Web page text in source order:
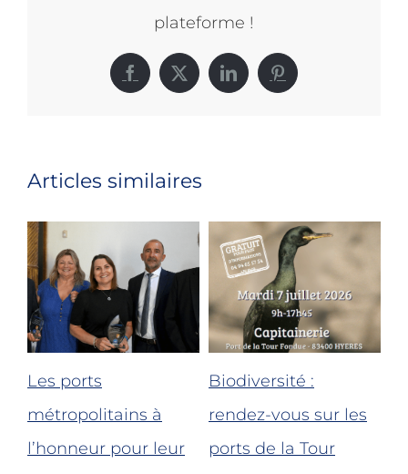
plateforme !
Facebook
X LinkedInPinterest
Articles similaires
Les ports
métropolitains à
l’honneur pour leur
Biodiversité :
rendez-vous sur les
ports de la Tour